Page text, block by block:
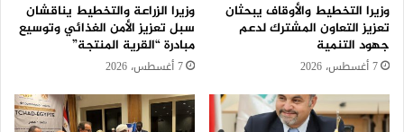
وزيرا التخطيط والأوقاف يبحثان
تعزيز التعاون المشترك لدعم
جهود التنمية
7 أغسطس، 2026
وزيرا الزراعة والتخطيط يناقشان
سبل تعزيز الأمن الغذائي وتوسيع
مبادرة “القرية المنتجة”
7 أغسطس، 2026